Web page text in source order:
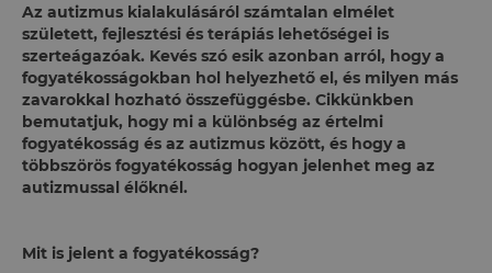
Az autizmus kialakulásáról számtalan elmélet
született, fejlesztési és terápiás lehetőségei is
szerteágazóak. Kevés szó esik azonban arról, hogy a
fogyatékosságokban hol helyezhető el, és milyen más
zavarokkal hozható összefüggésbe. Cikkünkben
bemutatjuk, hogy mi a különbség az értelmi
fogyatékosság és az autizmus között, és hogy a
többszörös fogyatékosság hogyan jelenhet meg az
autizmussal élőknél.
Mit is jelent a fogyatékosság?